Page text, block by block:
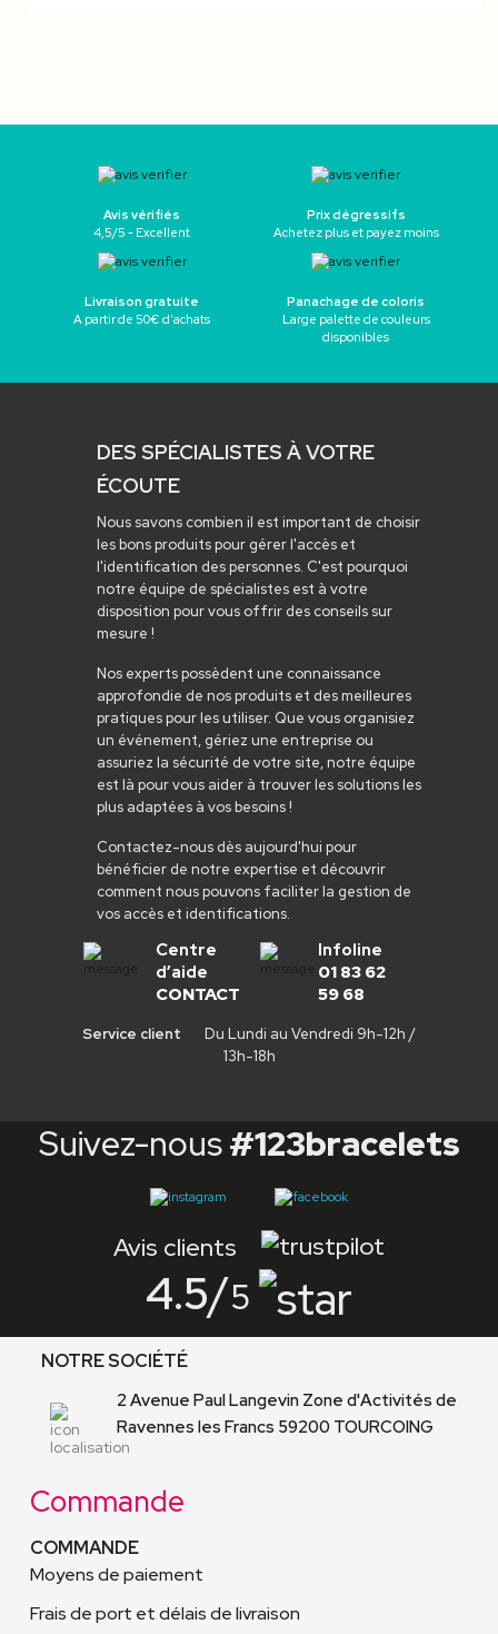
Avis vérifiés
4,5/5 - Excellent
Prix dégressifs
Achetez plus et payez moins
Livraison gratuite
A partir de 50€ d’achats
Panachage de coloris
Large palette de couleurs
disponibles
DES SPÉCIALISTES À VOTRE
ÉCOUTE
Nous savons combien il est important de choisir
les bons produits pour gérer l'accès et
l'identification des personnes. C'est pourquoi
notre équipe de spécialistes est à votre
disposition pour vous offrir des conseils sur
mesure !
Nos experts possèdent une connaissance
approfondie de nos produits et des meilleures
pratiques pour les utiliser. Que vous organisiez
un événement, gériez une entreprise ou
assuriez la sécurité de votre site, notre équipe
est là pour vous aider à trouver les solutions les
plus adaptées à vos besoins !
Contactez-nous dès aujourd'hui pour
bénéficier de notre expertise et découvrir
comment nous pouvons faciliter la gestion de
vos accès et identifications.
Centre
d’aide
CONTACT
Infoline
01 83 62
59 68
Service client
Du Lundi au Vendredi 9h-12h /
13h-18h
Suivez-nous#123bracelets
Avis clients
4.5/5
NOTRE SOCIÉTÉ
2 Avenue Paul Langevin Zone d'Activités de
Ravennes les Francs 59200 TOURCOING
Commande
COMMANDE
Moyens de paiement
Frais de port et délais de livraison